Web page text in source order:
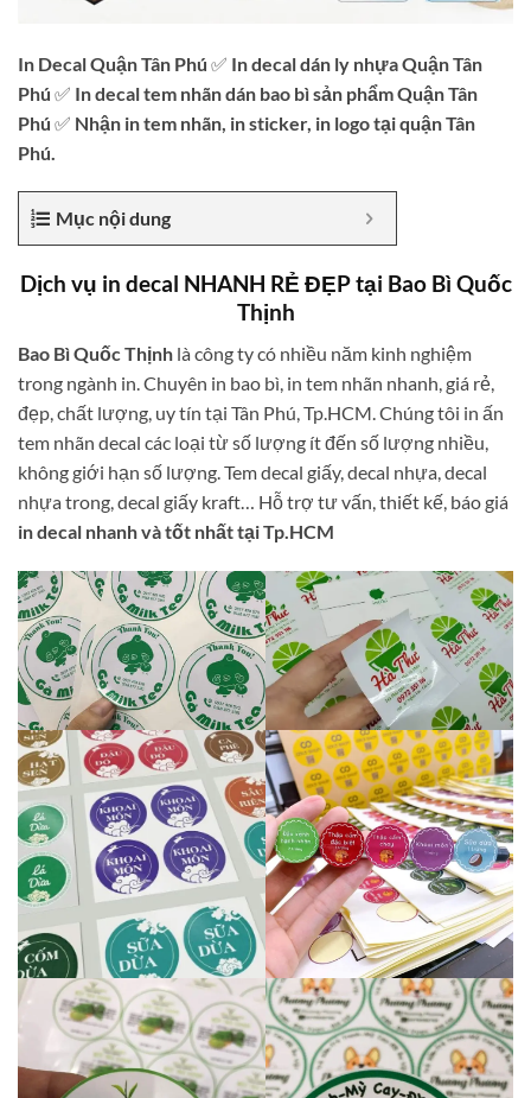
In Decal Quận Tân Phú ✅ In decal dán ly nhựa Quận Tân
Phú ✅ In decal tem nhãn dán bao bì sản phẩm Quận Tân
Phú ✅ Nhận in tem nhãn, in sticker, in logo tại quận Tân
Phú.
Mục nội dung
Dịch vụ in decal NHANH RẺ ĐẸP tại Bao Bì Quốc
Thịnh
Bao Bì Quốc Thịnh là công ty có nhiều năm kinh nghiệm
trong ngành in. Chuyên in bao bì, in tem nhãn nhanh, giá rẻ,
đẹp, chất lượng, uy tín tại Tân Phú, Tp.HCM. Chúng tôi in ấn
tem nhãn decal các loại từ số lượng ít đến số lượng nhiều,
không giới hạn số lượng. Tem decal giấy, decal nhựa, decal
nhựa trong, decal giấy kraft… Hỗ trợ tư vấn, thiết kế, báo giá
in decal nhanh và tốt nhất tại Tp.HCM